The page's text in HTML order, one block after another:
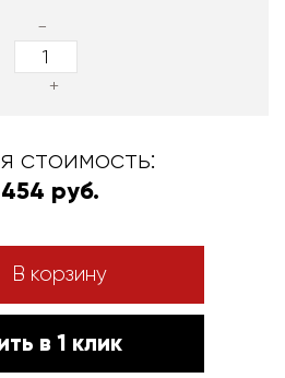
-
+
стоимость:
руб.
В корзину
в 1 клик